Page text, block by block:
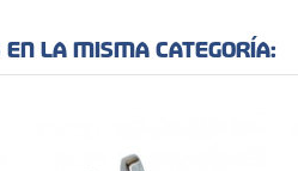
EN LA MISMA CATEGORÍA: